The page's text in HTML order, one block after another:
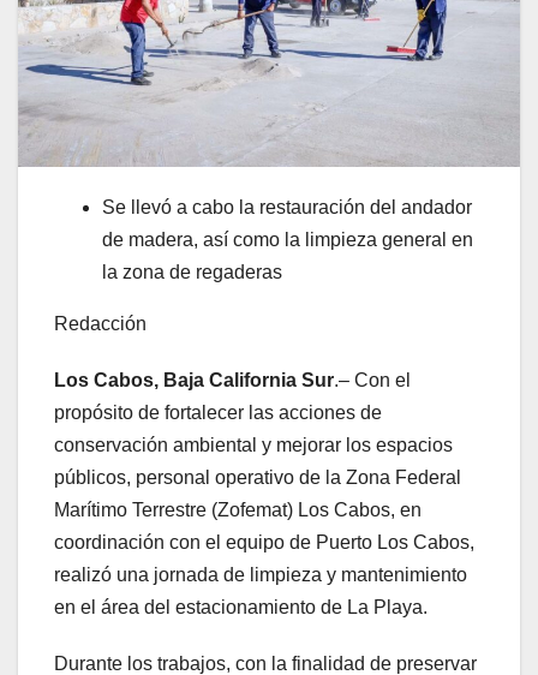
Se llevó a cabo la restauración del andador
de madera, así como la limpieza general en
la zona de regaderas
Redacción
Los Cabos, Baja California Sur.– Con el
propósito de fortalecer las acciones de
conservación ambiental y mejorar los espacios
públicos, personal operativo de la Zona Federal
Marítimo Terrestre (Zofemat) Los Cabos, en
coordinación con el equipo de Puerto Los Cabos,
realizó una jornada de limpieza y mantenimiento
en el área del estacionamiento de La Playa.
Durante los trabajos, con la finalidad de preservar